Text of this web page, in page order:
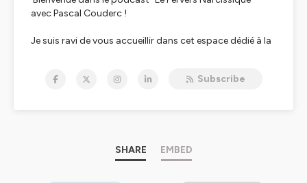
avec Pascal Couderc !
Je suis ravi de vous accueillir dans cet espace dédié à la
Dans ce podcast, nous allons explorer le concept
Chaque épisode sera consacré à un aspect différent
Subscribe
SHARE EMBED